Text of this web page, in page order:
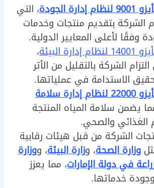
الجودة
، التي
الشركة بتقديم منتجات وخدمات
وفقًا لأعلى المعايير الدولية.
البيئة
،
الشركة بالتقليل من الأثر
الاستدامة في عملياتها.
شهادة الأيزو 22000 لنظام إدارة سلامة
يضمن سلامة المياه المنتجة
الغذائي والصحي.
الشركة من قبل هيئات رقابية
وزارة الصحة، وزارة البيئة، ووزارة
في دولة الإمارات، مما يعزز
خدماتها.